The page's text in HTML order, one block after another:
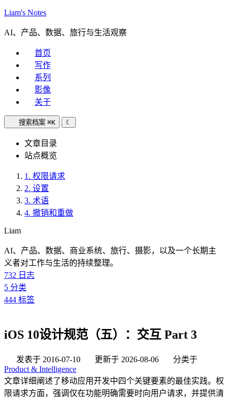
Liam's Notes
AI、产品、数据、旅行与生活观察
首页
写作
系列
影像
关于
搜索档案 ⌘K ☾
文章目录
站点概览
1. 权限请求
2. 设置
3. 术语
4. 撤销和重做
Liam
AI、产品、数据、商业系统、旅行、摄影，以及一个长期主
义者对工作与生活的持续整理。
732 日志
5 分类
444 标签
iOS 10设计规范（五）：交互 Part 3
发表于 2016-07-10 更新于 2026-08-06
分类于
Product & Intelligence
文章详细阐述了移动应用开发中四个关键要素的最佳实践。权
限请求方面，强调仅在功能明确需要时向用户请求，并提供清